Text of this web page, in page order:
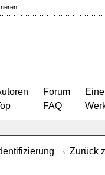
Forum
FAQ
→ Zurück